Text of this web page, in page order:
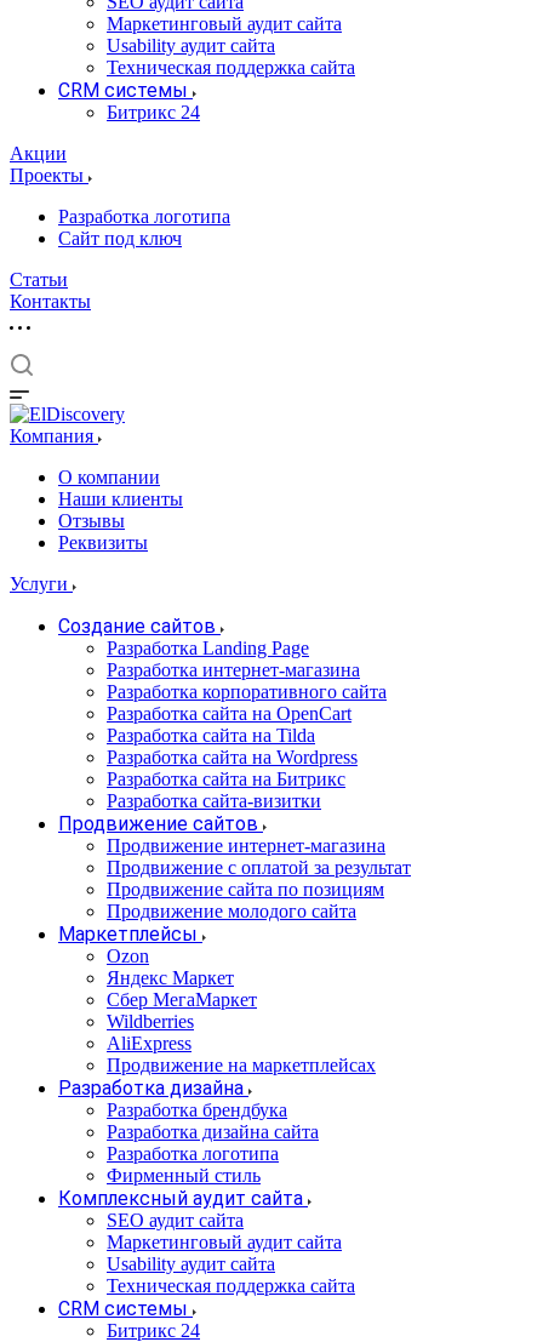
Маркетинговый аудит сайта
Usability аудит сайта
Техническая поддержка сайта
CRM системы
Битрикс 24
Акции
Проекты
Разработка логотипа
Сайт под ключ
Статьи
Контакты
Компания
О компании
Наши клиенты
Отзывы
Реквизиты
Услуги
Создание сайтов
Разработка Landing Page
Разработка интернет-магазина
Разработка корпоративного сайта
Разработка сайта на OpenCart
Разработка сайта на Tilda
Разработка сайта на Wordpress
Разработка сайта на Битрикс
Разработка сайта-визитки
Продвижение сайтов
Продвижение интернет-магазина
Продвижение с оплатой за результат
Продвижение сайта по позициям
Продвижение молодого сайта
Маркетплейсы
Ozon
Яндекс Маркет
Сбер МегаМаркет
Wildberries
AliExpress
Продвижение на маркетплейсах
Разработка дизайна
Разработка брендбука
Разработка дизайна сайта
Разработка логотипа
Фирменный стиль
Комплексный аудит сайта
SEO аудит сайта
Маркетинговый аудит сайта
Usability аудит сайта
Техническая поддержка сайта
CRM системы
Битрикс 24